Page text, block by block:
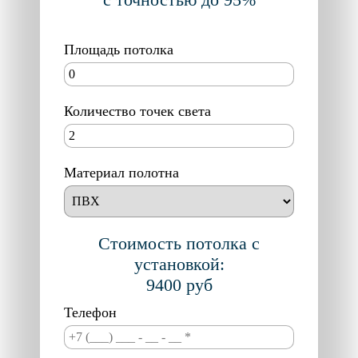
Площадь потолка
Количество точек света
Материал полотна
Стоимость потолка с
установкой:
9400руб
Телефон